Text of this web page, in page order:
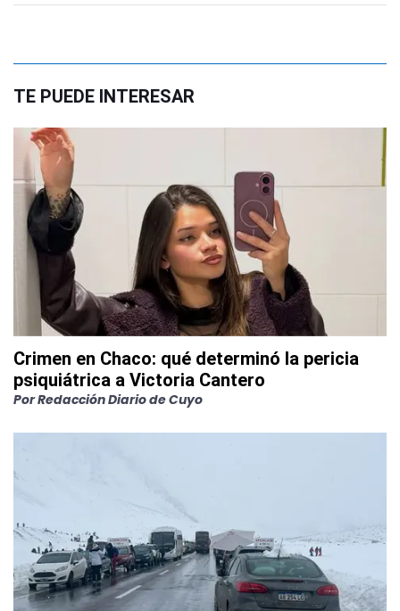
TE PUEDE INTERESAR
Crimen en Chaco: qué determinó la pericia
psiquiátrica a Victoria Cantero
PorRedacción Diario de Cuyo